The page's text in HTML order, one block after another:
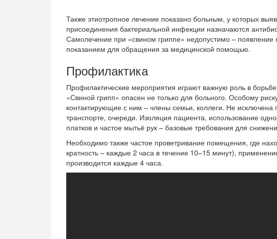
Также этиотропное лечение показано больным, у которых
присоединения бактериальной инфекции назначаются
Самолечение при «свином гриппе» недопустимо – появление
показанием для обращения за медицинской помощью.
Профилактика
Профилактические мероприятия играют важную роль в
«Свиной грипп» опасен не только для больного. Особому
контактирующие с ним – члены семьи, коллеги. Не
транспорте, очереди. Изоляция пациента, использование
платков и частое мытьё рук – базовые требования для
Необходимо также частое проветривание помещения, где
кратность – каждые 2 часа в течение 10–15 минут),
производится каждые 4 часа.